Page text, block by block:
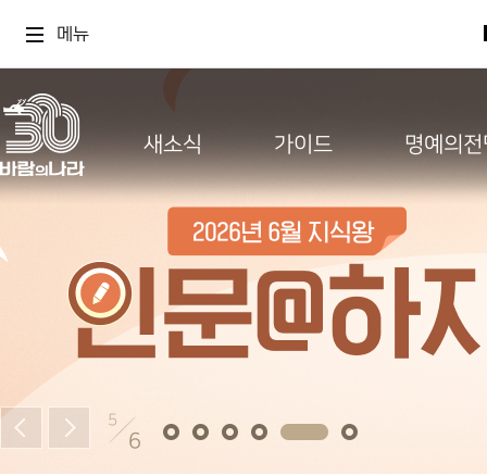
메뉴
새소식 가이드 명예의
5
6